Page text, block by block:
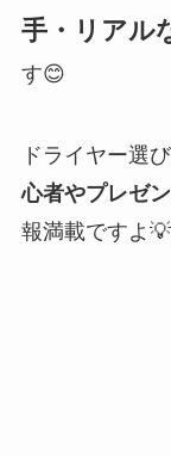
手・リアル
す😊
ドライヤー選
心者やプレゼ
報満載ですよ💡